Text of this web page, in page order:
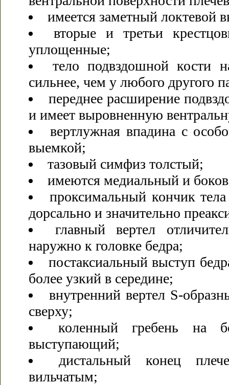
имеется заметный локтевой
вторые и третьи
уплощенные;
тело подвздошной кости
сильнее, чем у любого другого
переднее расширение
и имеет выровненную
вертлужная впадина с
выемкой;
тазовый симфиз толстый;
имеются медиальный и
проксимальный кончик
дорсально и значительно
главный вертел
наружно к головке бедра;
постаксиальный выступ
более узкий в середине;
внутренний вертел S-
сверху;
коленный гребень на
выступающий;
дистальный конец
вильчатым;